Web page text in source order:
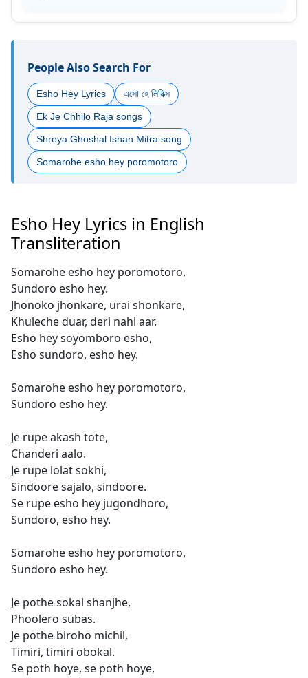
People Also Search For
Esho Hey Lyrics এসো হে লিরিক্স
Ek Je Chhilo Raja songs
Shreya Ghoshal Ishan Mitra song
Somarohe esho hey poromotoro
Esho Hey Lyrics in English
Transliteration
Somarohe esho hey poromotoro,
Sundoro esho hey.
Jhonoko jhonkare, urai shonkare,
Khuleche duar, deri nahi aar.
Esho hey soyomboro esho,
Esho sundoro, esho hey.
Somarohe esho hey poromotoro,
Sundoro esho hey.
Je rupe akash tote,
Chanderi aalo.
Je rupe lolat sokhi,
Sindoore sajalo, sindoore.
Se rupe esho hey jugondhoro,
Sundoro, esho hey.
Somarohe esho hey poromotoro,
Sundoro esho hey.
Je pothe sokal shanjhe,
Phoolero subas.
Je pothe biroho michil,
Timiri, timiri obokal.
Se poth hoye, se poth hoye,